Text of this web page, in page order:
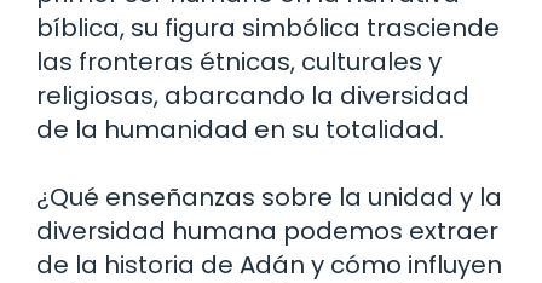
bíblica, su figura simbólica trasciende
las fronteras étnicas, culturales y
religiosas, abarcando la diversidad
de la humanidad en su totalidad.
¿Qué enseñanzas sobre la unidad y la
diversidad humana podemos extraer
de la historia de Adán y cómo influyen